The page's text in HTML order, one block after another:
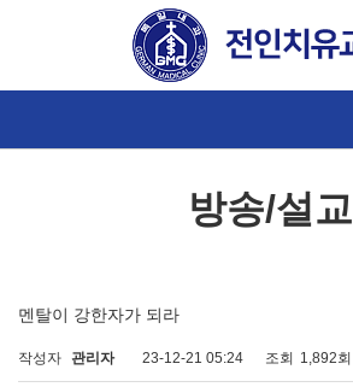
방송/설교
멘탈이 강한자가 되라
작성자 관리자 23-12-21 05:24 조회 1,892회